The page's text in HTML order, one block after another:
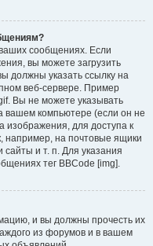
сообщениях. Если
вы можете загрузить
должны указать ссылку на
веб-сервере. Пример
Вы не можете указывать
вашем компьютере (если он не
изображения, для доступа к
например, на почтовые ящики
и т. п. Для указания
тег BBCode [img].
и вы должны прочесть их
из форумов и в вашем